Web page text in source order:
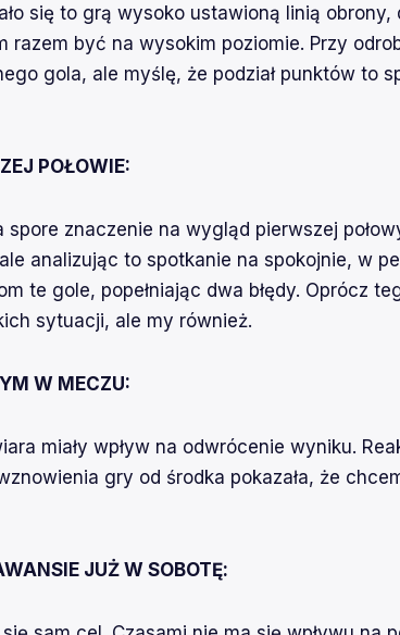
się to grą wysoko ustawioną linią
razem być na wysokim poziomie. Przy
gola, ale myślę, że podział punktów to
POŁOWIE:
spore znaczenie na wygląd pierwszej
analizując to spotkanie na spokojnie, w
te gole, popełniając dwa błędy. Oprócz
sytuacji, ale my również.
W MECZU:
miały wpływ na odwrócenie wyniku.
gry od środka pokazała, że
JUŻ W SOBOTĘ: